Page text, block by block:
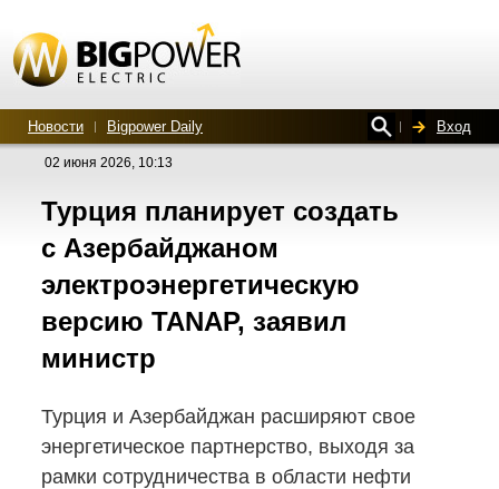
Новости Bigpower Daily Вход
02 июня 2026, 10:13
Турция планирует создать
с Азербайджаном
электроэнергетическую
версию TANAP, заявил
министр
Турция и Азербайджан расширяют свое
энергетическое партнерство, выходя за
рамки сотрудничества в области нефти